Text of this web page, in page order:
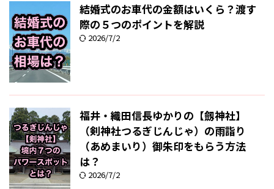
結婚式のお車代の金額はいくら？渡す
際の５つのポイントを解説
2026/7/2
福井・織田信長ゆかりの【劔神社】
（剣神社つるぎじんじゃ）の雨詣り
（あめまいり）御朱印をもらう方法
は？
2026/7/2